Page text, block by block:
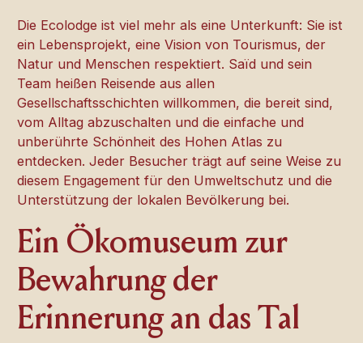
Die Ecolodge ist viel mehr als eine Unterkunft: Sie ist
ein Lebensprojekt, eine Vision von Tourismus, der
Natur und Menschen respektiert. Saïd und sein
Team heißen Reisende aus allen
Gesellschaftsschichten willkommen, die bereit sind,
vom Alltag abzuschalten und die einfache und
unberührte Schönheit des Hohen Atlas zu
entdecken. Jeder Besucher trägt auf seine Weise zu
diesem Engagement für den Umweltschutz und die
Unterstützung der lokalen Bevölkerung bei.
Ein Ökomuseum zur
Bewahrung der
Erinnerung an das Tal